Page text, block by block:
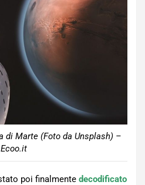
di Marte (Foto da Unsplash) –
Ecoo.it
poi finalmente decodificato